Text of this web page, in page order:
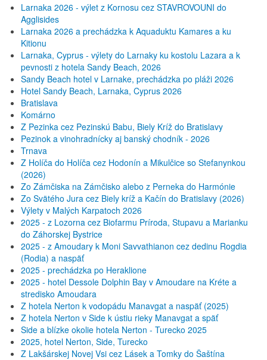
Larnaka 2026 - výlet z Kornosu cez STAVROVOUNI do
Agglisides
Larnaka 2026 a prechádzka k Aquaduktu Kamares a ku
Kitionu
Larnaka, Cyprus - výlety do Larnaky ku kostolu Lazara a k
pevnosti z hotela Sandy Beach, 2026
Sandy Beach hotel v Larnake, prechádzka po pláži 2026
Hotel Sandy Beach, Larnaka, Cyprus 2026
Bratislava
Komárno
Z Pezinka cez Pezinskú Babu, Biely Kríž do Bratislavy
Pezinok a vinohradnícky aj banský chodník - 2026
Trnava
Z Holíča do Holíča cez Hodonín a Mikulčice so Stefanynkou
(2026)
Zo Zámčiska na Zámčisko alebo z Perneka do Harmónie
Zo Svätého Jura cez Biely kríž a Kačín do Bratislavy (2026)
Výlety v Malých Karpatoch 2026
2025 - z Lozorna cez Biofarmu Príroda, Stupavu a Marianku
do Záhorskej Bystrice
2025 - z Amoudary k Moni Savvathianon cez dedinu Rogdia
(Rodia) a naspäť
2025 - prechádzka po Heraklione
2025 - hotel Dessole Dolphin Bay v Amoudare na Kréte a
stredisko Amoudara
Z hotela Nerton k vodopádu Manavgat a naspäť (2025)
Z hotela Nerton v Side k ústiu rieky Manavgat a späť
Side a blízke okolie hotela Nerton - Turecko 2025
2025, hotel Nerton, Side, Turecko
Z Lakšárskej Novej Vsi cez Lásek a Tomky do Šaštína